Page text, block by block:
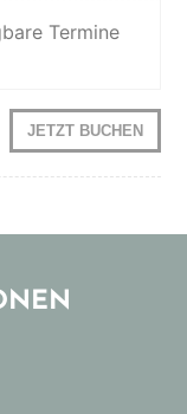
Termine
JETZT BUCHEN